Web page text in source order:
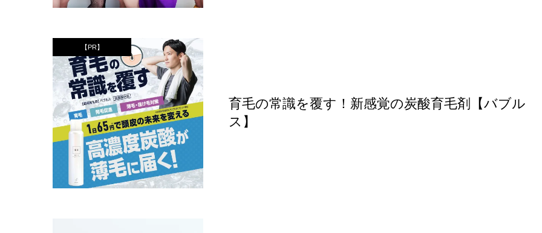
【PR】
育毛の常識を覆す！新感覚の炭酸育毛剤【バブル
ス】